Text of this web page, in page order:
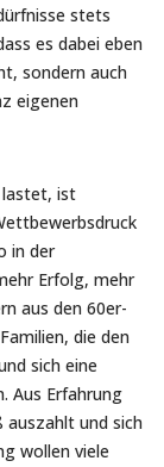
stets
es dabei eben
sondern auch
eigenen
lastet, ist
in der
Erfolg, mehr
aus den 60er-
die den
sich eine
Aus Erfahrung
auszahlt und sich
wollen viele